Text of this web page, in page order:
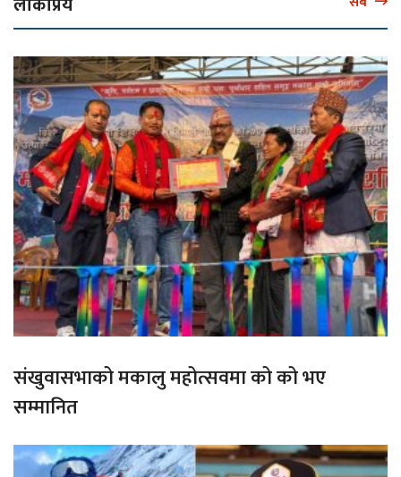
संखुवासभाको मकालु महोत्सवमा को को भए
सम्मानित